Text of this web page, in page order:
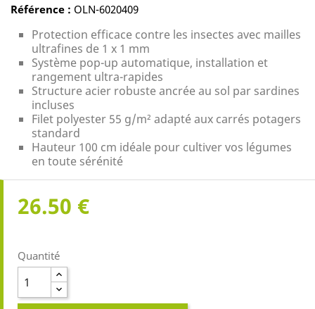
Référence : OLN-6020409
Protection efficace contre les insectes avec mailles
ultrafines de 1 x 1 mm
Système pop-up automatique, installation et
rangement ultra-rapides
Structure acier robuste ancrée au sol par sardines
incluses
Filet polyester 55 g/m² adapté aux carrés potagers
standard
Hauteur 100 cm idéale pour cultiver vos légumes
en toute sérénité
26.50 €
Quantité